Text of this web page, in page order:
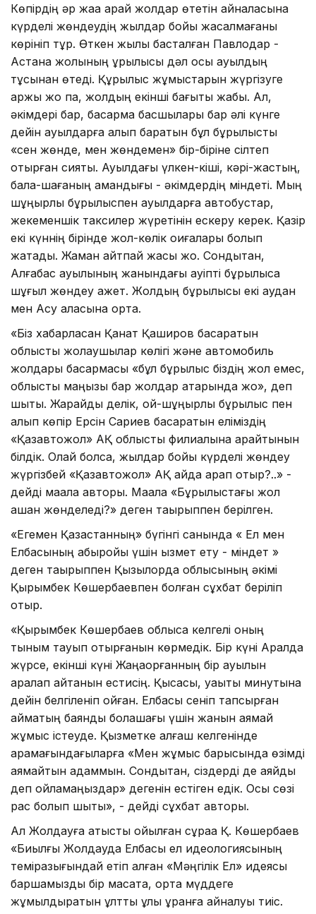
Көпірдің әр жаққа қарай жолдар өтетін айналасына
күрделі жөндеудің жылдар бойы жасалмағаны
көрініп тұр. Өткен жылы басталған Павлодар -
Астана жолының құрылысы дәл осы ауылдың
тұсынан өтеді. Құрылыс жұмыстарын жүргізуге
қаржы жоқ па, жолдың екінші бағыты жабық. Ал,
әкімдері бар, басқарма басшылары бар әлі күнге
дейін ауылдарға алып баратын бұл бұрылысты
«сен жөнде, мен жөндемен» бір-біріне сілтеп
отырған сияқты. Ауылдағы үлкен-кіші, кәрі-жастың,
бала-шағаның амандығы - әкімдердің міндеті. Мың
шұңқырлы бұрылыспен ауылдарға автобустар,
жекеменшік таксилер жүретінін ескеру керек. Қазір
екі күннің бірінде жол-көлік оқиғалары болып
жатады. Жаман айтпай жақсы жоқ. Сондықтан,
Алғабас ауылының жанындағы қауіпті бұрылысқа
шұғыл жөндеу қажет. Жолдың бұрылысы екі аудан
мен Ақсу қаласына ортақ.
«Біз хабарласқан Қанат Қашқиров басқаратын
облыстық жолаушылар көлігі және автомобиль
жолдары басқармасы «бұл бұрылыс біздің жол емес,
облыстық маңызы бар жолдар қатарында жоқ», деп
шықты. Жарайды делік, ой-шұңқырлы бұрылыс пен
алып көпір Ерсін Сариев басқаратын еліміздің
«Қазавтожол» АҚ облыстық филиалына қарайтынын
білдік. Олай болса, жылдар бойы күрделі жөндеу
жүргізбей «Қазавтожол» АҚ қайда қарап отыр?..» -
дейді мақала авторы. Мақала «Бұрылыстағы жол
қашан жөнделеді?» деген тақырыппен берілген.
«Егемен Қазақстанның» бүгінгі санында « Ел мен
Елбасының абыройы үшін қызмет ету - міндет »
деген тақырыппен Қызылорда облысының әкімі
Қырымбек Көшербаевпен болған сұхбат беріліп
отыр.
«Қырымбек Көшербаев облысқа келгелі оның
тыным тауып отырғанын көрмедік. Бір күні Аралда
жүрсе, екінші күні Жаңақорғанның бір ауылын
аралап қайтқанын естисің. Қысқасы, уақыты минутына
дейін белгіленіп қойған. Елбасы сеніп тапсырған
аймақтың баянды болашағы үшін жанын аямай
жұмыс істеуде. Қызметке алғаш келгенінде
қарамағындағыларға «Мен жұмыс барысында өзімді
аямайтын адаммын. Сондықтан, сіздерді де аяйды
деп ойламаңыздар» дегенін естіген едік. Осы сөзі
рас болып шықты», - дейді сұхбат авторы.
Ал Жолдауға қатысты қойылған сұраққа Қ. Көшербаев
«Биылғы Жолдауда Елбасы ел идео­логиясының
темірқазығындай етіп алған «Мәңгілік Ел» идеясы
баршамызды бір мақсатқа, ортақ мүддеге
жұмылдыратын ұлттық ұлы ұранға айналуы тиіс.